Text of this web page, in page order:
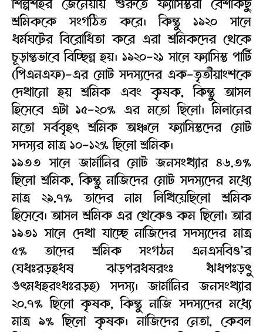
শ্রমিককে সংগঠিত করে। কিন্তু ১৯২০ সালে
ধর্মঘটের বিরোধিতা করে এরা শ্রমিকদের থেকে
চূড়ান্তভাবে বিচ্ছিন্ন হয়। ১৯২০-২১ সালে ফ্যাসিস্ত পার্টি
(পিএনএফ)-এর মোট সদস্যদের এক-তৃতীয়াংশকে
দেখানো হয় শ্রমিক এবং কৃষক, কিন্তু আসল
হিসেবে এটা ১৫-২০% এর মতো ছিলো। মিলানের
মতো সর্ববৃহৎ শ্রমিক অঞ্চলে ফ্যাসিস্তদের মোট
সদস্যর মাত্র ১০-১২% ছিলো শ্রমিক।
১৯৩৩ সালে জার্মানির মোট জনসংখ্যার ৪৬.৩%
ছিলো শ্রমিক, কিন্তু নাজিদের মোট সদস্যদের মধ্যে
মাত্র ২৯.৭% তাদের নাম লিখিয়েছিলো শ্রমিক
হিসেবে। আসল শ্রমিক এর থেকেও কম ছিলো। আর
১৯৩১ সালে দেখা যাচ্ছে নাজিদের সদস্যদের মাত্র
৫% তাদের শ্রমিক সংগঠন এনএসবিও’র
(ঘধঃরড়হধষ ঝড়পরধষরংঃ ঋধপঃড়ৎু
ঙৎমধহরংধঃরড়হ) সদস্য। জার্মানির জনসংখ্যার
২০.৭% ছিলো কৃষক, কিন্তু নাজি সদস্যদের মধ্যে
মাত্র ৯% ছিলো কৃষক। নাজিদের নেতা, কেবল